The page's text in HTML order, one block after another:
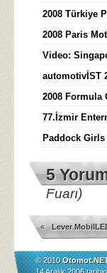
2008 Türkiye
2008 Paris
Video:
automotivİST
2008 Formula
77.İzmir
Paddock
5
Fuarı)
« Lever
© 2010